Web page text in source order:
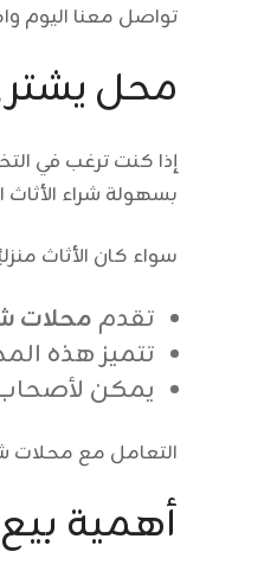
تواصل معنا اليوم
محل
إذا كنت ترغب في
بسهولة شراء
سواء كان الأثاث
تقدم محلات
تتميز هذه
يمكن لأصحاب
التعامل مع محلات
أهمية